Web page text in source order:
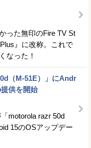
った無印のFire TV St
』に改称。これで
なった！
（M-51E）」にAndr
供を開始
motorola razr 50d
15のOSアップデー